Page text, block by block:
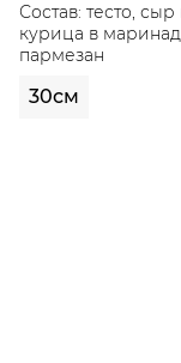
Состав: тесто,
курица в
пармезан
30см